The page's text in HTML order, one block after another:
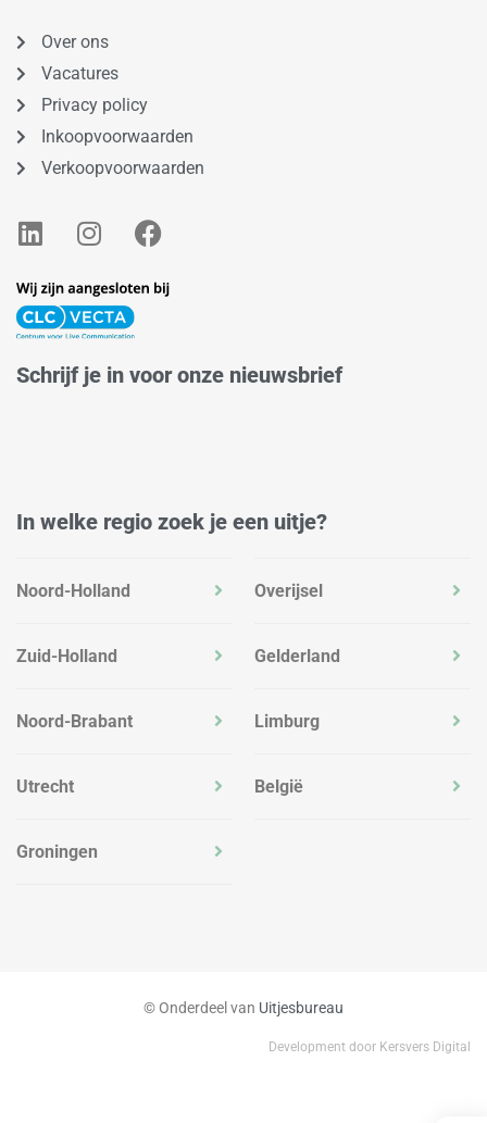
Over ons
Vacatures
Privacy policy
Inkoopvoorwaarden
Verkoopvoorwaarden
L
i
k
e
i
I
n
t
a
r
F
a
e
o
Schrijf je in voor onze nieuwsbrief
In welke regio zoek je een uitje?
Noord-Holland
Zuid-Holland
Noord-Brabant
Utrecht
Groningen
Overijsel
Gelderland
Limburg
België
© Onderdeel van Uitjesbureau
Development door Kersvers Digital